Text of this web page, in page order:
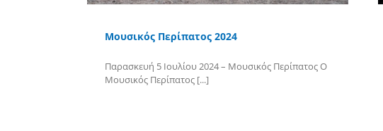
Μουσικός Περίπατος 2024
Παρασκευή 5 Ιουλίου 2024 – Μουσικός Περίπατος Ο
Μουσικός Περίπατος [...]